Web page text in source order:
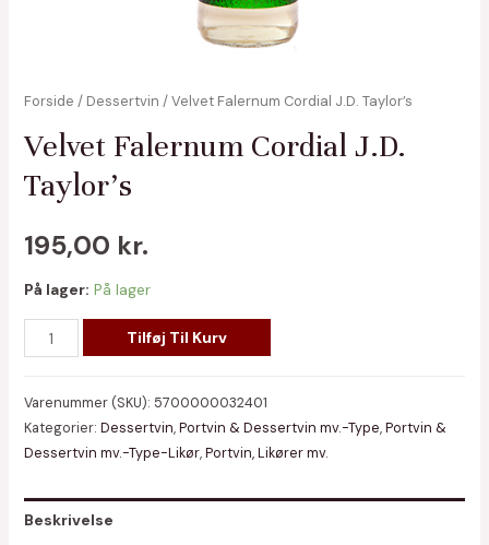
Forside / Dessertvin / Velvet Falernum Cordial J.D. Taylor’s
Velvet Falernum Cordial J.D.
Taylor’s
195,00 kr.
På lager: På lager
Velvet
Falernum
Taylor's
Tilføj Til Kurv
Varenummer (SKU): 5700000032401
Kategorier: Dessertvin,Portvin & Dessertvin mv.-Type,Portvin &
Dessertvin mv.-Type-Likør,Portvin, Likører mv.
Beskrivelse